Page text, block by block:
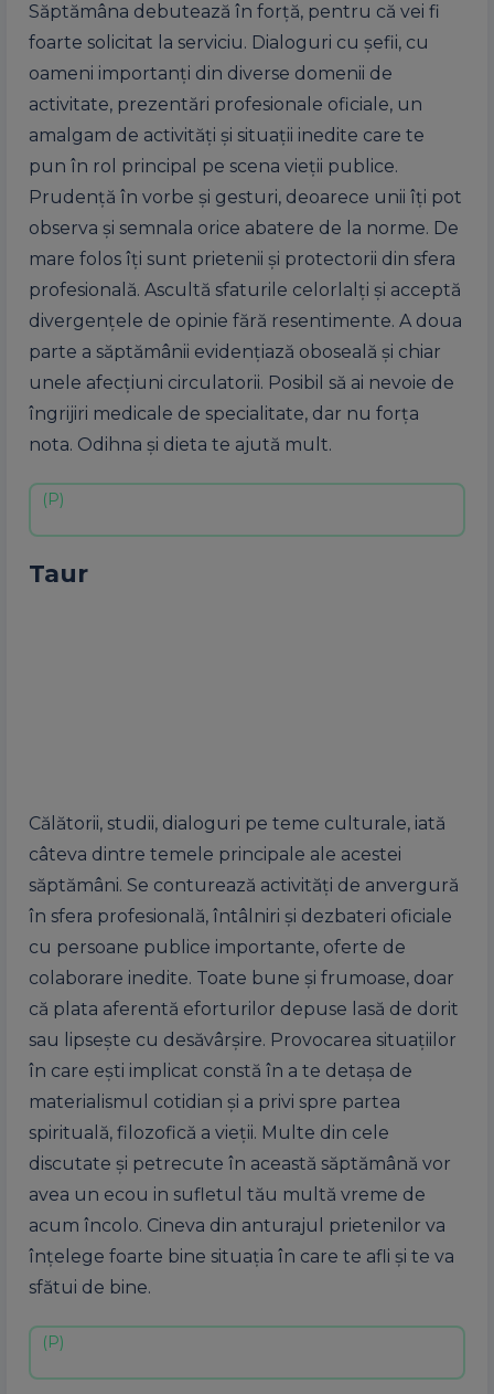
Săptămâna debutează în forță, pentru că vei fi
foarte solicitat la serviciu. Dialoguri cu șefii, cu
oameni importanți din diverse domenii de
activitate, prezentări profesionale oficiale, un
amalgam de activități și situații inedite care te
pun în rol principal pe scena vieții publice.
Prudență în vorbe și gesturi, deoarece unii îți pot
observa și semnala orice abatere de la norme. De
mare folos îți sunt prietenii și protectorii din sfera
profesională. Ascultă sfaturile celorlalți și acceptă
divergențele de opinie fără resentimente. A doua
parte a săptămânii evidențiază oboseală și chiar
unele afecțiuni circulatorii. Posibil să ai nevoie de
îngrijiri medicale de specialitate, dar nu forța
nota. Odihna și dieta te ajută mult.
Taur
Călătorii, studii, dialoguri pe teme culturale, iată
câteva dintre temele principale ale acestei
săptămâni. Se conturează activități de anvergură
în sfera profesională, întâlniri și dezbateri oficiale
cu persoane publice importante, oferte de
colaborare inedite. Toate bune și frumoase, doar
că plata aferentă eforturilor depuse lasă de dorit
sau lipsește cu desăvârșire. Provocarea situațiilor
în care ești implicat constă în a te detașa de
materialismul cotidian și a privi spre partea
spirituală, filozofică a vieții. Multe din cele
discutate și petrecute în această săptămână vor
avea un ecou in sufletul tău multă vreme de
acum încolo. Cineva din anturajul prietenilor va
înțelege foarte bine situația în care te afli și te va
sfătui de bine.